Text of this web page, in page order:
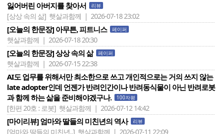
잃어버린 아버지를 찾아서 리뷰
[상상 속의 삶] 햇살과함께 | 2026-07-18 23:02
[오늘의 한문장] 아무튼, 피트니스 페이퍼
햇살과함께 | 2026-07-18 20:30
[오늘의 한문장] 상상 속의 삶 페이퍼
햇살과함께 | 2026-07-15 22:38
AI도 업무를 위해서만 최소한으로 쓰고 개인적으로는 거의 쓰지 않는
late adopter인데 언젠가 반려인간이나 반려동식물이 아닌 반려로봇
과 함께 하는 삶을 준비해야겠구나.
100자평
[한편 20호 : 로봇] 햇살과함께 | 2026-07-12 14:42
[마이리뷰] 엄마와 딸들의 미친년의 역사 리뷰
[엄마와 딸들의 미친년..] 햇살과함께 | 2026-07-11 22:09